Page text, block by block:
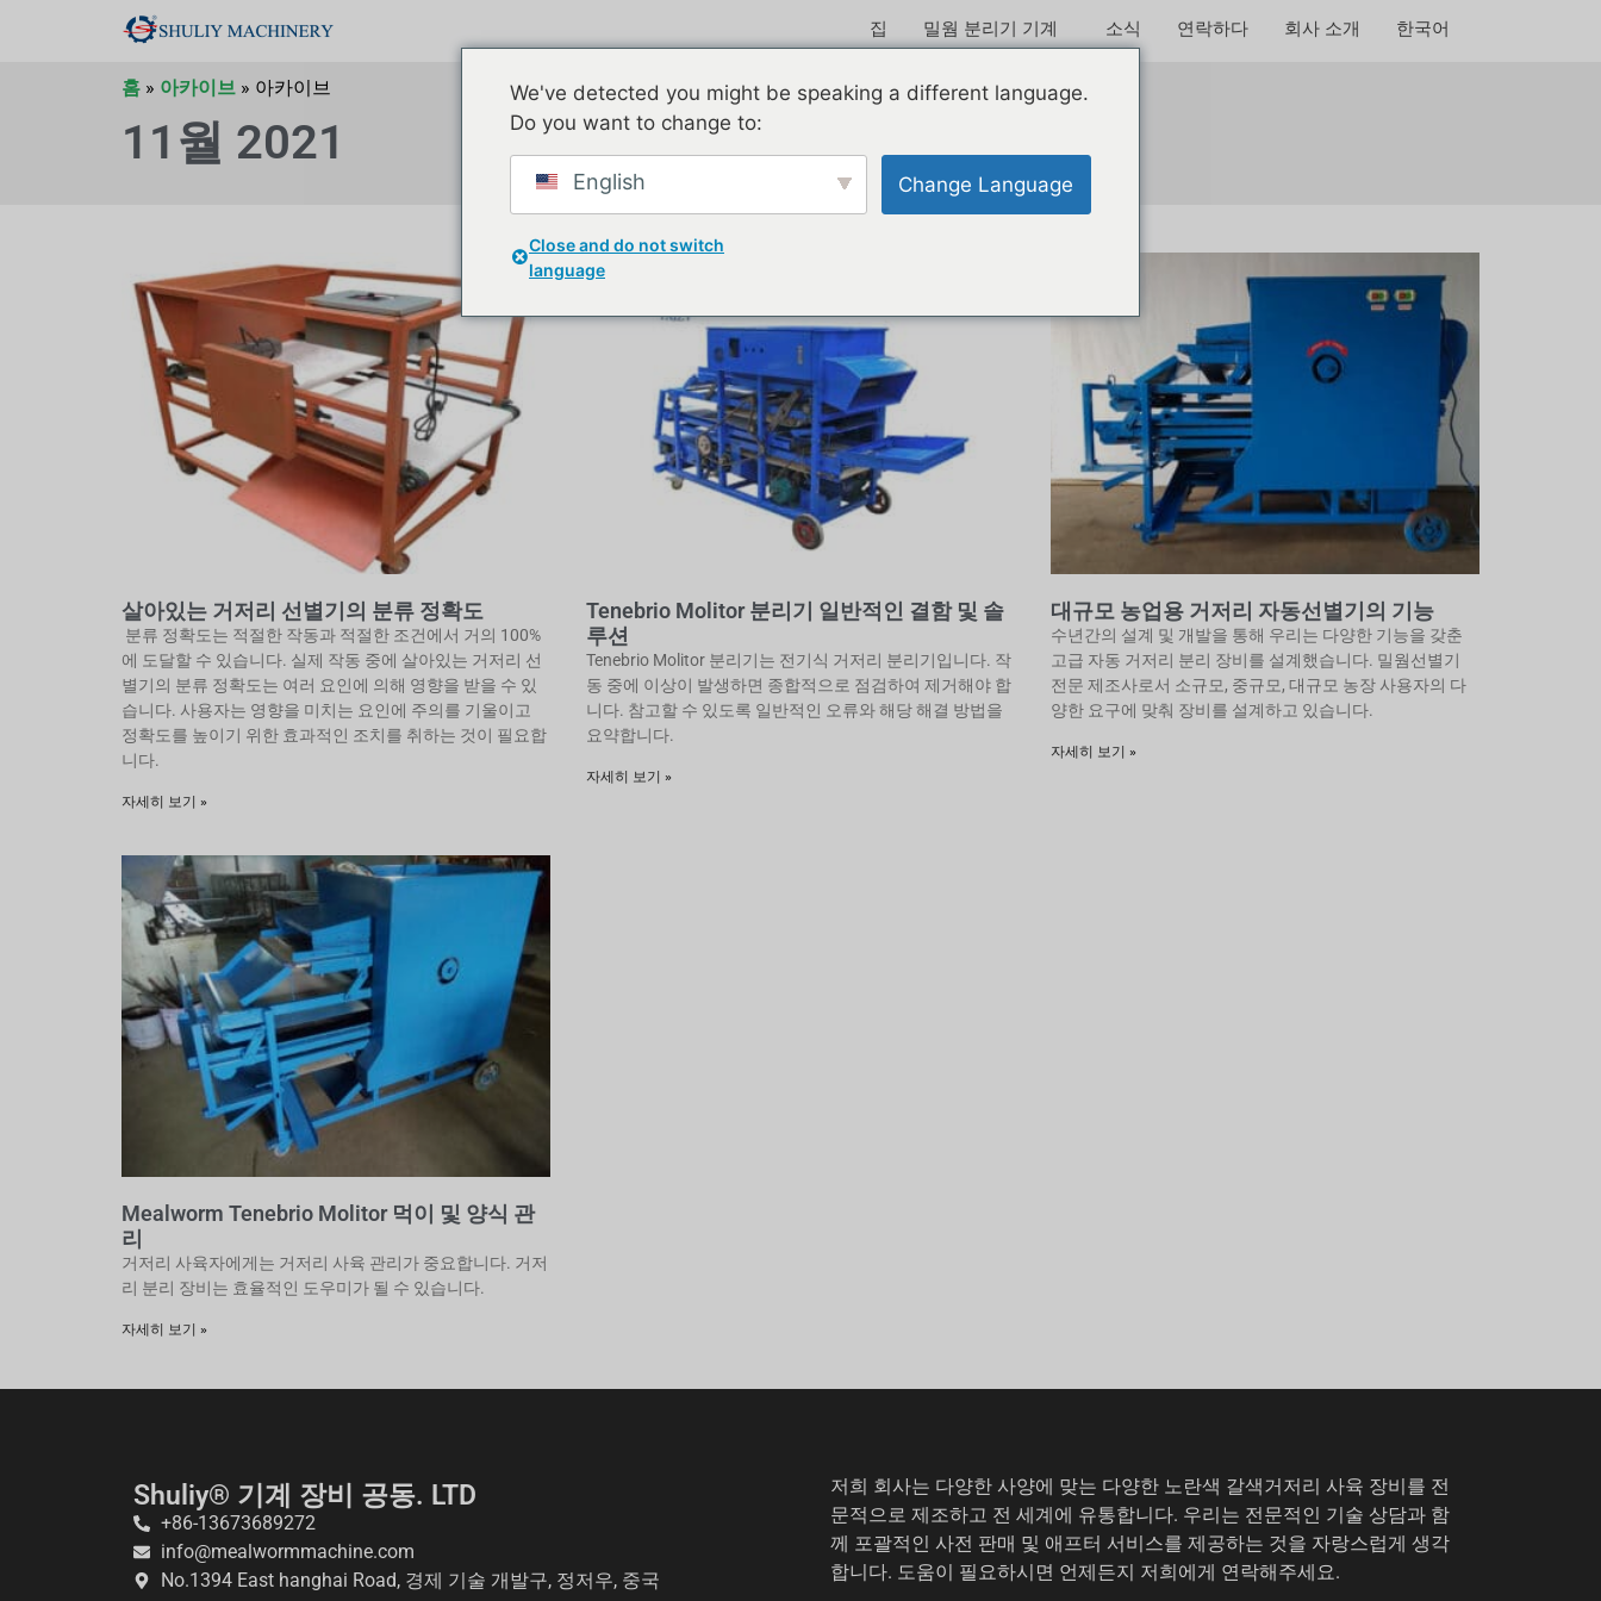
집 밀웜 분리기 기계 소식 연락하다 회사 소개 한국어
홈 » 아카이브 » 아카이브
11월 2021
살아있는 거저리 선별기의 분류 정확도
분류 정확도는 적절한 작동과 적절한 조건에서 거의 100%
에 도달할 수 있습니다. 실제 작동 중에 살아있는 거저리 선
별기의 분류 정확도는 여러 요인에 의해 영향을 받을 수 있
습니다. 사용자는 영향을 미치는 요인에 주의를 기울이고
정확도를 높이기 위한 효과적인 조치를 취하는 것이 필요합
니다.
자세히 보기 »
Tenebrio Molitor 분리기 일반적인 결함 및 솔
루션
Tenebrio Molitor 분리기는 전기식 거저리 분리기입니다. 작
동 중에 이상이 발생하면 종합적으로 점검하여 제거해야 합
니다. 참고할 수 있도록 일반적인 오류와 해당 해결 방법을
요약합니다.
자세히 보기 »
대규모 농업용 거저리 자동선별기의 기능
수년간의 설계 및 개발을 통해 우리는 다양한 기능을 갖춘
고급 자동 거저리 분리 장비를 설계했습니다. 밀웜선별기
전문 제조사로서 소규모, 중규모, 대규모 농장 사용자의 다
양한 요구에 맞춰 장비를 설계하고 있습니다.
자세히 보기 »
Mealworm Tenebrio Molitor 먹이 및 양식 관
리
거저리 사육자에게는 거저리 사육 관리가 중요합니다. 거저
리 분리 장비는 효율적인 도우미가 될 수 있습니다.
자세히 보기 »
Shuliy® 기계 장비 공동. LTD
+86-13673689272
info@mealwormmachine.com
No.1394 East hanghai Road, 경제 기술 개발구, 정저우, 중국
저희 회사는 다양한 사양에 맞는 다양한 노란색 갈색거저리 사육 장비를 전
문적으로 제조하고 전 세계에 유통합니다. 우리는 전문적인 기술 상담과 함
께 포괄적인 사전 판매 및 애프터 서비스를 제공하는 것을 자랑스럽게 생각
합니다. 도움이 필요하시면 언제든지 저희에게 연락해주세요.
We've detected you might be speaking a different language.
Do you want to change to:
English Change Language
Close and do not switch
language